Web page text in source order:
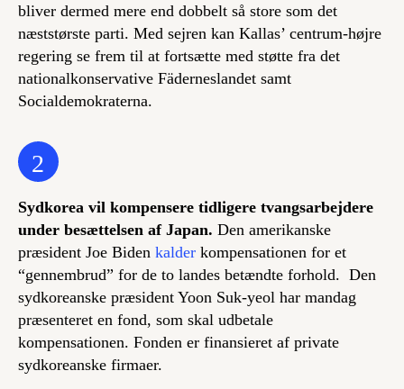
bliver dermed mere end dobbelt så store som det
næststørste parti. Med sejren kan Kallas’ centrum-højre
regering se frem til at fortsætte med støtte fra det
nationalkonservative Fäderneslandet samt
Socialdemokraterna.
2
Sydkorea vil kompensere tidligere tvangsarbejdere
under besættelsen af Japan. Den amerikanske
præsident Joe Biden kalder kompensationen for et
“gennembrud” for de to landes betændte forhold. Den
sydkoreanske præsident Yoon Suk-yeol har mandag
præsenteret en fond, som skal udbetale
kompensationen. Fonden er finansieret af private
sydkoreanske firmaer.